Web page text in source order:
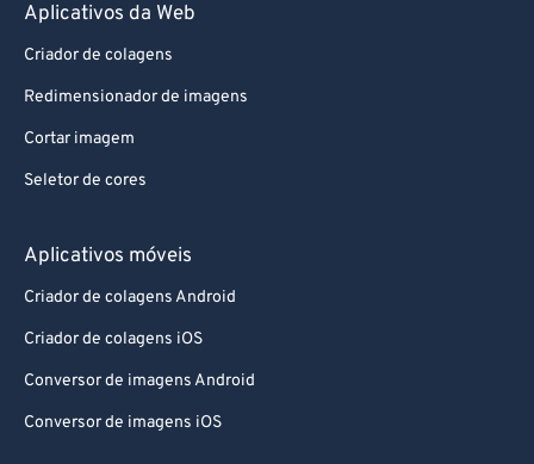
Aplicativos da Web
Criador de colagens
Redimensionador de imagens
Cortar imagem
Seletor de cores
Aplicativos móveis
Criador de colagens Android
Criador de colagens iOS
Conversor de imagens Android
Conversor de imagens iOS